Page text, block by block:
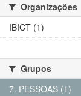
Organizações
IBICT (1)
Grupos
7. PESSOAS (1)